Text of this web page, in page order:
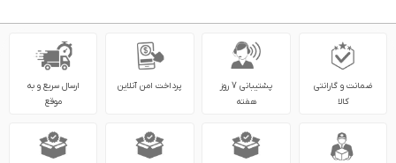
ضمانت و گارانتی
کالا
پشتیبانی 7 روز
هفته
پرداخت امن آنلاین
ارسال سریع و به
موقع